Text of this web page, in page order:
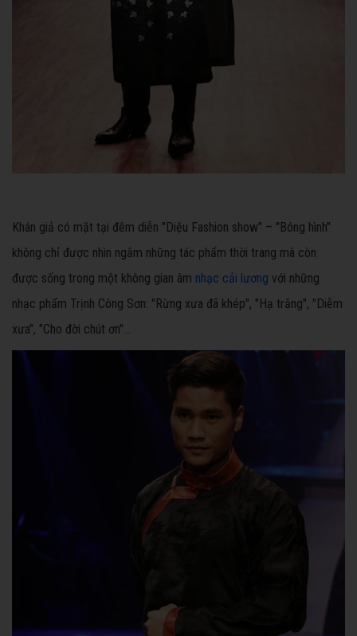
Khán giả có mặt tại đêm diễn "Diệu Fashion show" – "Bóng hình"
không chỉ được nhìn ngắm những tác phẩm thời trang mà còn
được sống trong một không gian âm nhạc cải lương với những
nhạc phẩm Trịnh Công Sơn: "Rừng xưa đã khép", "Hạ trắng", "Diễm
xưa", "Cho đời chút ơn"…